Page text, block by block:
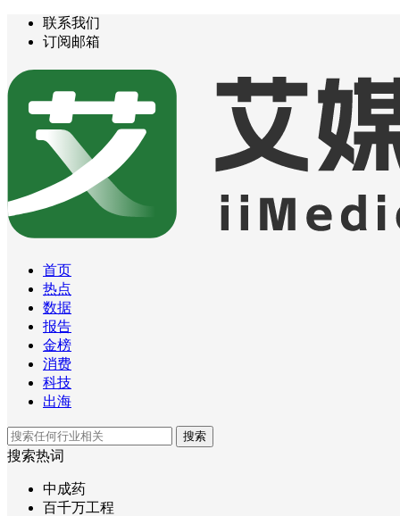
联系我们
订阅邮箱
首页
热点
数据
报告
金榜
消费
科技
出海
搜索
搜索热词
中成药
百千万工程